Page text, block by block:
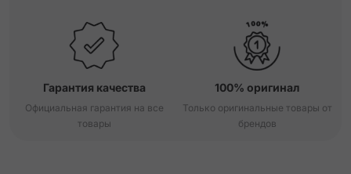
Гарантия качества
Официальная гарантия на все
товары
100% оригинал
Только оригинальные товары от
брендов